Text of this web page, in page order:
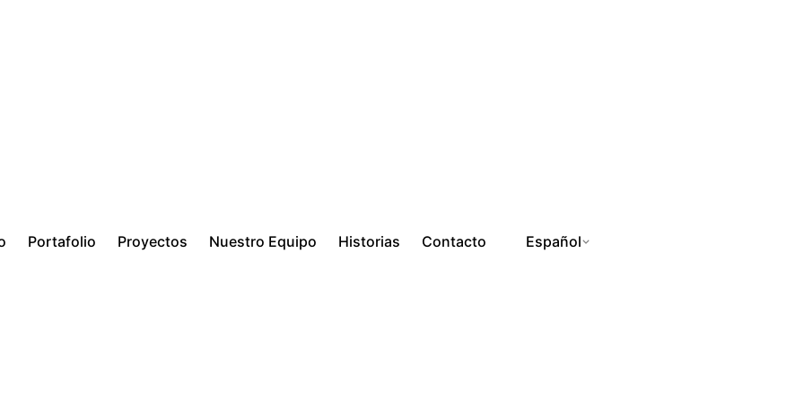
Portafolio Proyectos Nuestro Equipo Historias Contacto Español